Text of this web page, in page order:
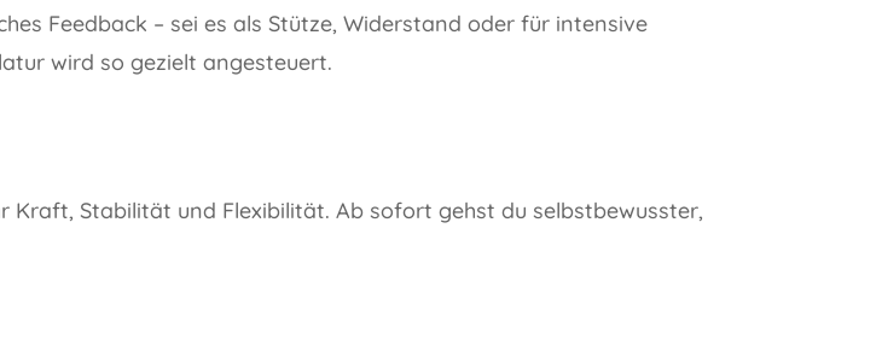
Feedback – sei es als Stütze, Widerstand oder für intensive
wird so gezielt angesteuert.
Stabilität und Flexibilität. Ab sofort gehst du selbstbewusster,